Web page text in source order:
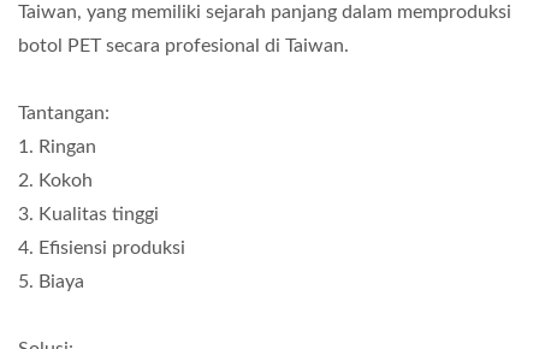
Taiwan, yang memiliki sejarah panjang dalam memproduksi
botol PET secara profesional di Taiwan.
Tantangan:
1. Ringan
2. Kokoh
3. Kualitas tinggi
4. Efisiensi produksi
5. Biaya